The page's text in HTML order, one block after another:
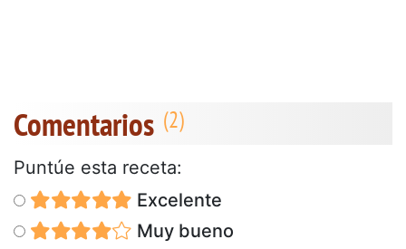
Comentarios
Puntúe esta receta:
Excelente
Muy bueno